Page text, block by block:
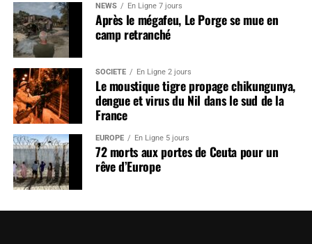
NEWS En Ligne 7 jours
Après le mégafeu, Le Porge se mue en
camp retranché
SOCIÉTÉ En Ligne 2 jours
Le moustique tigre propage chikungunya,
dengue et virus du Nil dans le sud de la
France
EUROPE En Ligne 5 jours
72 morts aux portes de Ceuta pour un
rêve d’Europe